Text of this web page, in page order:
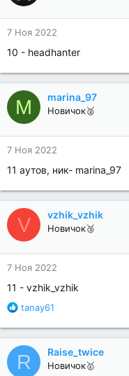
7 Ноя 2022
10 - headhanter
M marina_97
Новичок🥈
7 Ноя 2022
11 аутов, ник- marina_97
V vzhik_vzhik
Новичок🥉
7 Ноя 2022
11 - vzhik_vzhik
Р
а
к
ц
tanay61
R Raise_twice
Новичок🥇